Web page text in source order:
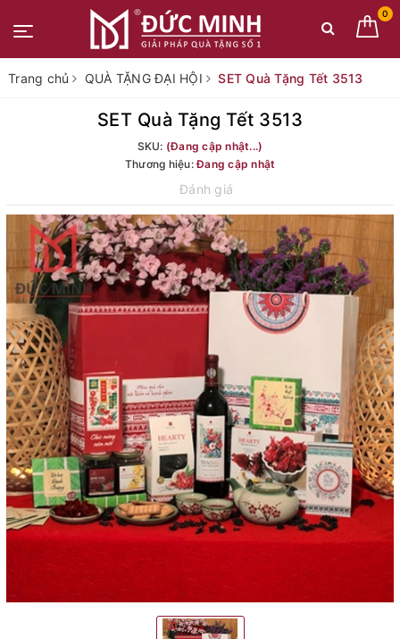
0
Trang chủ QUÀ TẶNG ĐẠI HỘI SET Quà Tặng Tết 3513
SET Quà Tặng Tết 3513
SKU: (Đang cập nhật...)
Thương hiệu:Đang cập nhật
Đánh giá